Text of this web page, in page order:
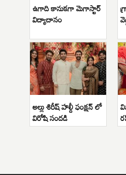
ఉగాది కానుకగా మెగాస్టార్
విద్యాదానం
అల్లు శిరీష్ హల్దీ ఫంక్షన్ లో
విరోషి సందడి